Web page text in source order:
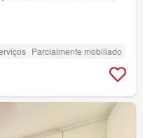
Parcialmente mobiliado